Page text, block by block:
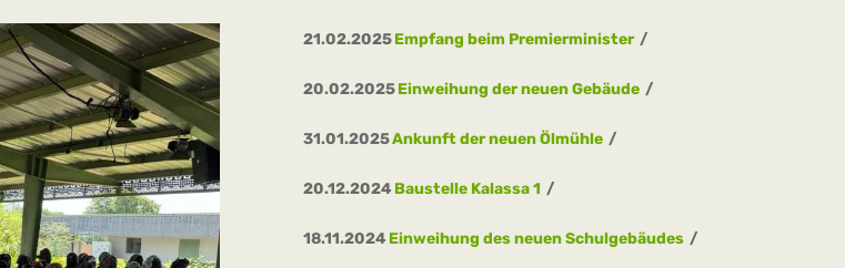
21.02.2025Empfang beim Premierminister
20.02.2025Einweihung der neuen Gebäude
31.01.2025Ankunft der neuen Ölmühle
20.12.2024 Baustelle Kalassa 1
18.11.2024 Einweihung des neuen Schulgebäudes